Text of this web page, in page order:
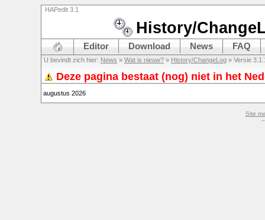
HAPedit 3.1
History/
Editor Download News FAQ
U bevindt zich hier: News » Wat is nieuw? » History/ChangeLog » Versie
Deze pagina bestaat (nog) niet in het
augustus 2026
Site